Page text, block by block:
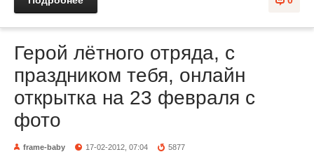
Герой лётного отряда, с
праздником тебя, онлайн
открытка на 23 февраля с
фото
frame-baby 17-02-2012, 07:04 5877